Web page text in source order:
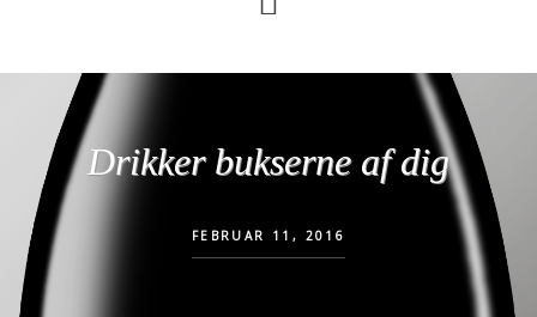
Drikker bukserne af dig
FEBRUAR 11, 2016